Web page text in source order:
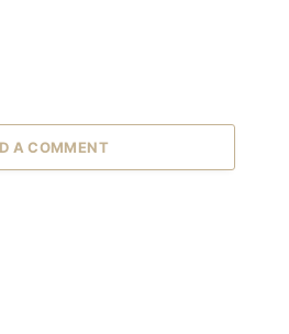
A COMMENT